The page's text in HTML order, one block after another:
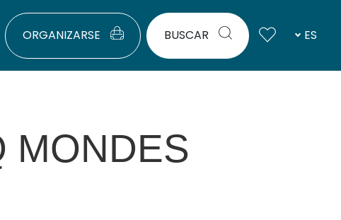
ORGANIZARSE BUSCAR ES
MONDES